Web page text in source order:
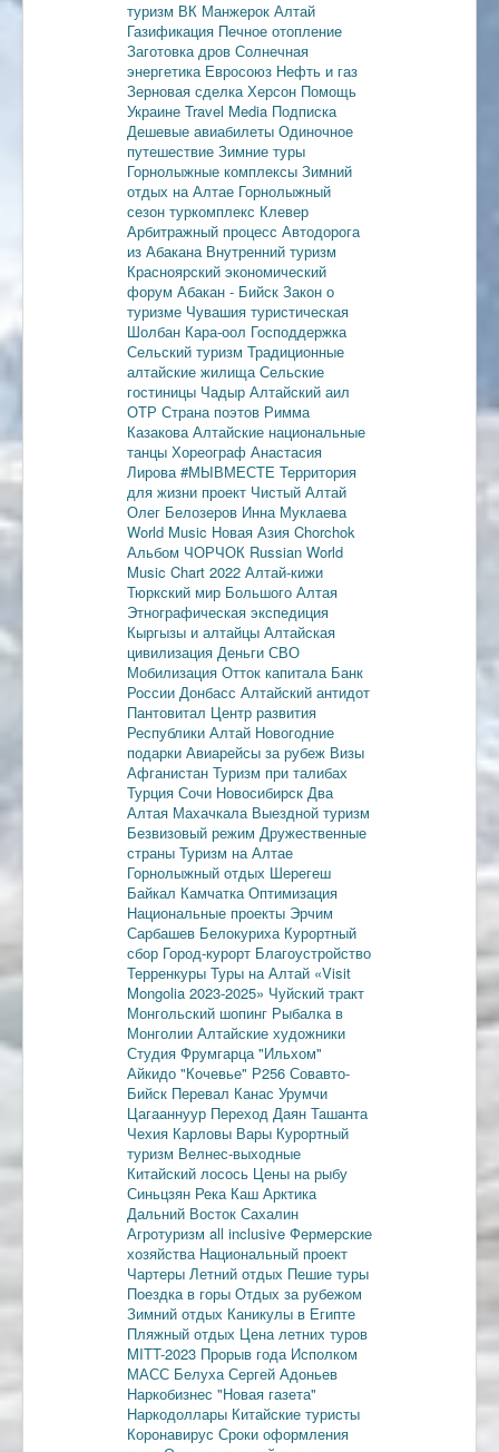
туризм ВК Манжерок Алтай
Газификация Печное отопление
Заготовка дров Солнечная
энергетика Евросоюз Нефть и газ
Зерновая сделка Херсон Помощь
Украине Travel Media Подписка
Дешевые авиабилеты Одиночное
путешествие Зимние туры
Горнолыжные комплексы Зимний
отдых на Алтае Горнолыжный
сезон туркомплекс Клевер
Арбитражный процесс Автодорога
из Абакана Внутренний туризм
Красноярский экономический
форум Абакан - Бийск Закон о
туризме Чувашия туристическая
Шолбан Кара-оол Господдержка
Сельский туризм Традиционные
алтайские жилища Сельские
гостиницы Чадыр Алтайский аил
ОТР Страна поэтов Римма
Казакова Алтайские национальные
танцы Хореограф Анастасия
Лирова #МЫВМЕСТЕ Территория
для жизни проект Чистый Алтай
Олег Белозеров Инна Муклаева
World Music Новая Азия Chorchok
Альбом ЧОРЧОК Russian World
Music Chart 2022 Алтай-кижи
Тюркский мир Большого Алтая
Этнографическая экспедиция
Кыргызы и алтайцы Алтайская
цивилизация Деньги СВО
Мобилизация Отток капитала Банк
России Донбасс Алтайский антидот
Пантовитал Центр развития
Республики Алтай Новогодние
подарки Авиарейсы за рубеж Визы
Афганистан Туризм при талибах
Турция Сочи Новосибирск Два
Алтая Махачкала Выездной туризм
Безвизовый режим Дружественные
страны Туризм на Алтае
Горнолыжный отдых Шерегеш
Байкал Камчатка Оптимизация
Национальные проекты Эрчим
Сарбашев Белокуриха Курортный
сбор Город-курорт Благоустройство
Терренкуры Туры на Алтай «Visit
Mongolia 2023-2025» Чуйский тракт
Монгольский шопинг Рыбалка в
Монголии Алтайские художники
Студия Фрумгарца "Ильхом"
Айкидо "Кочевье" Р256 Совавто-
Бийск Перевал Канас Урумчи
Цагааннуур Переход Даян Ташанта
Чехия Карловы Вары Курортный
туризм Велнес-выходные
Китайский лосось Цены на рыбу
Синьцзян Река Каш Арктика
Дальний Восток Сахалин
Агротуризм all inclusive Фермерские
хозяйства Национальный проект
Чартеры Летний отдых Пешие туры
Поездка в горы Отдых за рубежом
Зимний отдых Каникулы в Египте
Пляжный отдых Цена летних туров
MITT-2023 Прорыв года Исполком
МАСС Белуха Сергей Адоньев
Наркобизнес "Новая газета"
Наркодоллары Китайские туристы
Коронавирус Сроки оформления